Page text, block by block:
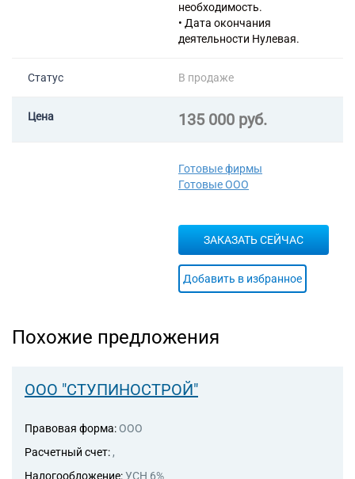
необходимость.
• Дата окончания
деятельности Нулевая.
Статус В продаже
Цена 135 000 руб.
Готовые фирмы
Готовые ООО
ЗАКАЗАТЬ СЕЙЧАС
Добавить в избранное
Похожие предложения
ООО "СТУПИНОСТРОЙ"
Правовая форма: ООО
Расчетный счет: ,
Налогообложение:УСН 6%